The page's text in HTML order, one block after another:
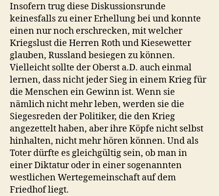
Insofern trug diese Diskussionsrunde
keinesfalls zu einer Erhellung bei und konnte
einen nur noch erschrecken, mit welcher
Kriegslust die Herren Roth und Kiesewetter
glauben, Russland besiegen zu können.
Vielleicht sollte der Oberst a.D. auch einmal
lernen, dass nicht jeder Sieg in einem Krieg für
die Menschen ein Gewinn ist. Wenn sie
nämlich nicht mehr leben, werden sie die
Siegesreden der Politiker, die den Krieg
angezettelt haben, aber ihre Köpfe nicht selbst
hinhalten, nicht mehr hören können. Und als
Toter dürfte es gleichgültig sein, ob man in
einer Diktatur oder in einer sogenannten
westlichen Wertegemeinschaft auf dem
Friedhof liegt.